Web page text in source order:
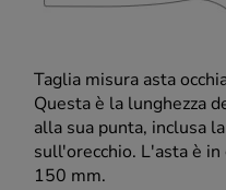
Taglia misura asta
Questa è la lunghezza
alla sua punta, inclusa
sull'orecchio. L'asta è
150 mm.